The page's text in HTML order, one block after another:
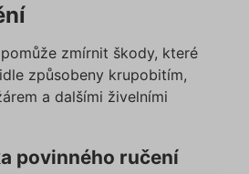
zmírnit škody, které
způsobeny krupobitím,
a dalšími živelními
povinného ručení